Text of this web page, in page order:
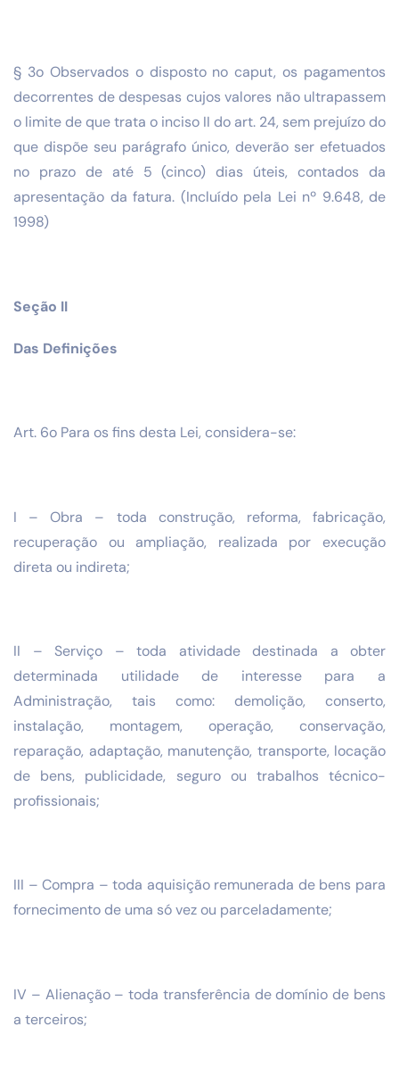
§ 3o Observados o disposto no caput, os pagamentos
decorrentes de despesas cujos valores não ultrapassem
o limite de que trata o inciso II do art. 24, sem prejuízo do
que dispõe seu parágrafo único, deverão ser efetuados
no prazo de até 5 (cinco) dias úteis, contados da
apresentação da fatura. (Incluído pela Lei nº 9.648, de
1998)
Seção II
Das Definições
Art. 6o Para os fins desta Lei, considera-se:
I – Obra – toda construção, reforma, fabricação,
recuperação ou ampliação, realizada por execução
direta ou indireta;
II – Serviço – toda atividade destinada a obter
determinada utilidade de interesse para a
Administração, tais como: demolição, conserto,
instalação, montagem, operação, conservação,
reparação, adaptação, manutenção, transporte, locação
de bens, publicidade, seguro ou trabalhos técnico-
profissionais;
III – Compra – toda aquisição remunerada de bens para
fornecimento de uma só vez ou parceladamente;
IV – Alienação – toda transferência de domínio de bens
a terceiros;